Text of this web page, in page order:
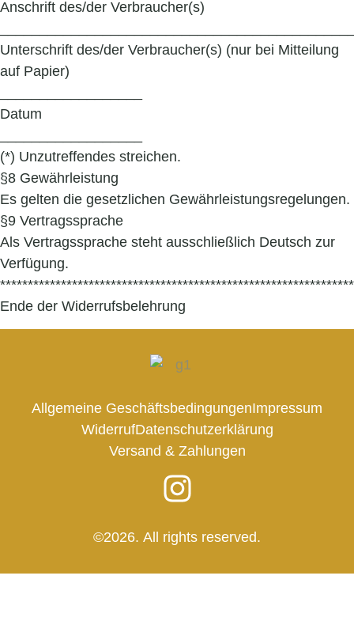
Anschrift des/der Verbraucher(s)
Unterschrift des/der Verbraucher(s) (nur bei Mitteilung
auf Papier)
Datum
(*) Unzutreffendes streichen.
§8 Gewährleistung
Es gelten die gesetzlichen Gewährleistungsregelungen.
§9 Vertragssprache
Als Vertragssprache steht ausschließlich Deutsch zur
Verfügung.
Ende der Widerrufsbelehrung
Allgemeine GeschäftsbedingungenImpressum
WiderrufDatenschutzerklärung
Versand & Zahlungen
©2026. All rights reserved.